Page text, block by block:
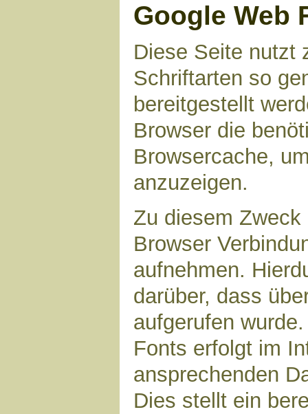
Google Web
Diese Seite nutzt
Schriftarten so
bereitgestellt
Browser die
Browsercache,
anzuzeigen.
Zu diesem
Browser
aufnehmen.
darüber, dass
aufgerufen
Fonts erfolgt im
ansprechenden
Dies stellt ein